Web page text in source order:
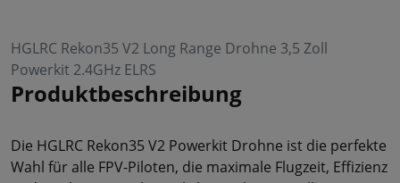
HGLRC Rekon35 V2 Long Range Drohne 3,5 Zoll
Powerkit 2.4GHz ELRS
Produktbeschreibung
Die HGLRC Rekon35 V2 Powerkit Drohne ist die perfekte
Wahl für alle FPV-Piloten, die maximale Flugzeit, Effizienz